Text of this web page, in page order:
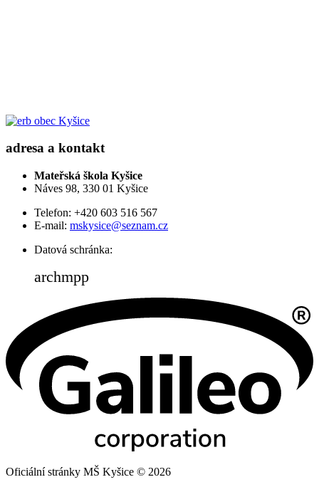
obec Kyšice
adresa a kontakt
Mateřská škola Kyšice
Náves 98, 330 01 Kyšice
Telefon: +420 603 516 567
E-mail: mskysice@seznam.cz
Datová schránka:
archmpp
Oficiální stránky MŠ Kyšice © 2026